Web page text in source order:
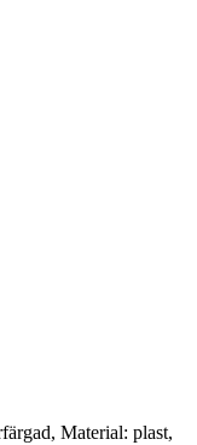
Material: plast,